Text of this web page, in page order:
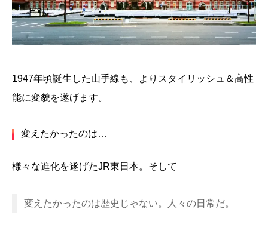
1947年頃誕生した山手線も、よりスタイリッシュ＆高性
能に変貌を遂げます。
変えたかったのは…
様々な進化を遂げたJR東日本。そして
変えたかったのは歴史じゃない。人々の日常だ。